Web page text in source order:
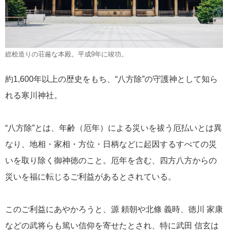
総桧造りの荘厳な本殿。平成9年に竣功。
約1,600年以上の歴史をもち、“八方除”の守護神として知ら
れる寒川神社。
“八方除”とは、年齢（厄年）による災いを祓う厄払いとは異
なり、地相・家相・方位・日柄などに起因するすべての災
いを取り除く御神徳のこと。厄年を含む、四方八方からの
災いを福に転じるご利益があるとされている。
このご利益にあやかろうと、源 頼朝や北條 義時、徳川 家康
などの武将らも篤い信仰を寄せたとされ、特に武田 信玄は